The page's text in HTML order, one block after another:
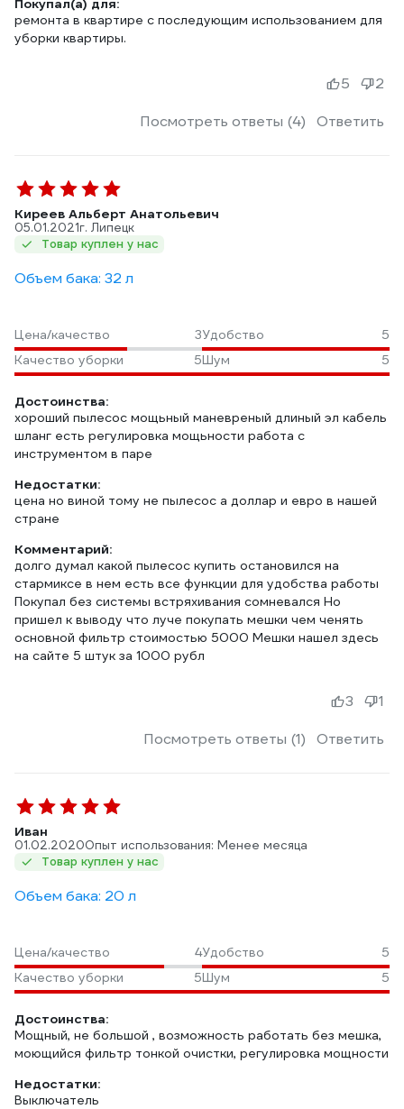
Покупал(а) для:
ремонта в квартире с последующим использованием для
уборки квартиры.
Посмотреть ответы (4) Ответить
5 2
Киреев Альберт Анатольевич
05.01.2021г. Липецк
Товар куплен у нас
Объем бака: 32 л
Цена/качество 3Удобство
5
Качество уборки
5Шум 5
Достоинства:
хороший пылесос мощьный маневреный длиный эл кабель
шланг есть регулировка мощьности работа с
инструментом в паре
Недостатки:
цена но виной тому не пылесос а доллар и евро в нашей
стране
Комментарий:
долго думал какой пылесос купить остановился на
стармиксе в нем есть все функции для удобства работы
Покупал без системы встряхивания сомневался Но
пришел к выводу что луче покупать мешки чем ченять
основной фильтр стоимостью 5000 Мешки нашел здесь
на сайте 5 штук за 1000 рубл
Посмотреть ответы (1) Ответить
3 1
Иван
01.02.2020Опыт использования: Менее месяца
Товар куплен у нас
Объем бака: 20 л
Цена/качество 4Удобство
5
Качество уборки
5Шум 5
Достоинства:
Мощный, не большой , возможность работать без мешка,
моющийся фильтр тонкой очистки, регулировка мощности
Недостатки:
Выключатель